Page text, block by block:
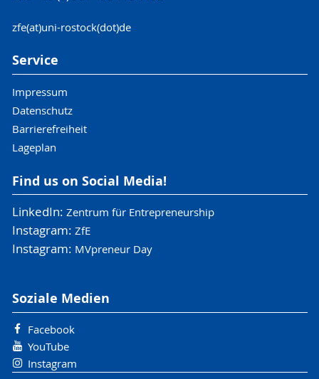
zfe(at)uni-rostock(dot)de
Service
Impressum
Datenschutz
Barrierefreiheit
Lageplan
Find us on Social Media!
LinkedIn: Zentrum für Entrepreneurship
Instagram: ZfE
Instagram: MVpreneur Day
Soziale Medien
Facebook
YouTube
Instagram